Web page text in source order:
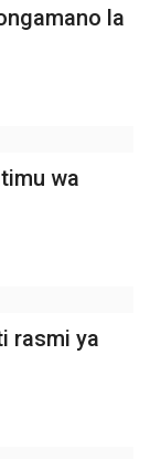
la
wa
rasmi ya